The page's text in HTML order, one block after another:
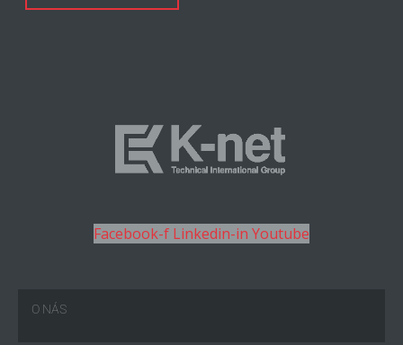
Facebook-f Linkedin-in Youtube
O NÁS